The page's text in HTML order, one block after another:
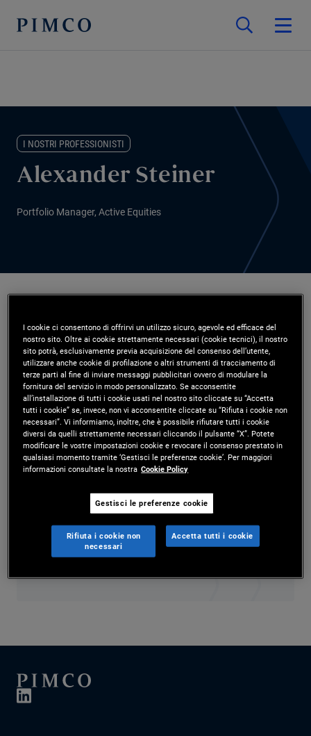
I NOSTRI PROFESSIONISTI
Alexander Steiner
Portfolio Manager, Active Equities
Mr. Steiner is a vice president and portfolio
manager in the New York office. He is responsible
for the management and implementation of
equity portfolios. Prior to joining PIMCO in 2021, he
was an investment analyst focusing on portfolio
implementation, rebalancing, and trading for
investment experience and holds an
undergraduate degree in economics from Rutgers
University. He is a CFA charterholder.
I cookie ci consentono di offrirvi un utilizzo sicuro, agevole ed efficace del
nostro sito. Oltre ai cookie strettamente necessari (cookie tecnici), il nostro
sito potrà, esclusivamente previa acquisizione del consenso dell’utente,
utilizzare anche cookie di profilazione o altri strumenti di tracciamento di
terze parti al fine di inviare messaggi pubblicitari ovvero di modulare la
fornitura del servizio in modo personalizzato. Se acconsentite
all’installazione di tutti i cookie usati nel nostro sito cliccate su “Accetta
tutti i cookie” se, invece, non vi acconsentite cliccate su “Rifiuta i cookie non
necessari”. Vi informiamo, inoltre, che è possibile rifiutare tutti i cookie
diversi da quelli strettamente necessari cliccando il pulsante “X”. Potete
modificare le vostre impostazioni cookie e revocare il consenso prestato in
qualsiasi momento tramite ‘Gestisci le preferenze cookie’. Per maggiori
informazioni consultate la nostra Cookie Policy
Gestisci le preferenze cookie
Rifiuta i cookie non
necessari
Accetta tutti i cookie